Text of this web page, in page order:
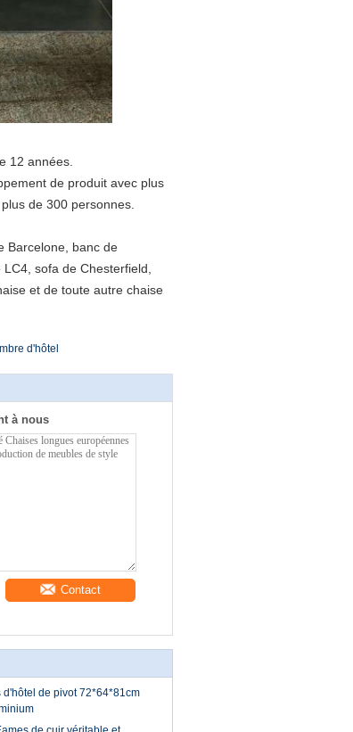
12 années.
de produit avec plus
de 300 personnes.
Barcelone, banc de
sofa de Chesterfield,
et de toute autre chaise
d'hôtel
à nous
Contact
de pivot 72*64*81cm